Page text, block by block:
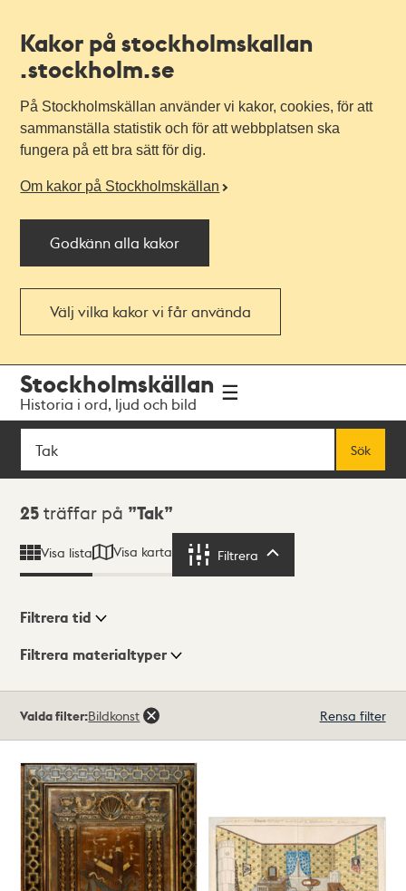
Kakor på stockholmskallan
.stockholm.se
På Stockholmskällan använder vi kakor, cookies, för att
sammanställa statistik och för att webbplatsen ska
fungera på ett bra sätt för dig.
Om kakor på Stockholmskällan
Godkänn alla kakor
Välj vilka kakor vi får använda
navigationen
huvudinnehållet
Stockholmskällan
Historia i ord, ljud och bild
Sök
Sök
Sökresultat
25 träffar på Tak
Visa lista Visa karta Filtrera
Visningsläge
Filtrera tid
Filtrera materialtyper
träffar
Valda filter:Bildkonst Rensa filter